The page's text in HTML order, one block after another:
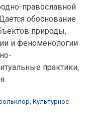
православной
обоснование
природы,
и феноменологии
практики,
Культурное